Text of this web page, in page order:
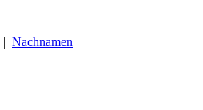
| Nachnamen